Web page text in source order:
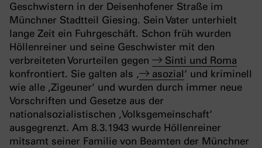
Geschwistern in der Deisenhofener Straße im
Münchner Stadtteil Giesing. Sein Vater unterhielt
lange Zeit ein Fuhrgeschäft. Schon früh wurden
Höllenreiner und seine Geschwister mit den
verbreiteten Vorurteilen gegen
Sinti und Roma
konfrontiert. Sie galten als ‚
asozial‘ und kriminell
wie alle ‚Zigeuner‘ und wurden durch immer neue
Vorschriften und Gesetze aus der
nationalsozialistischen ‚Volksgemeinschaft‘
ausgegrenzt. Am 8.3.1943 wurde Höllenreiner
mitsamt seiner Familie von Beamten der Münchner